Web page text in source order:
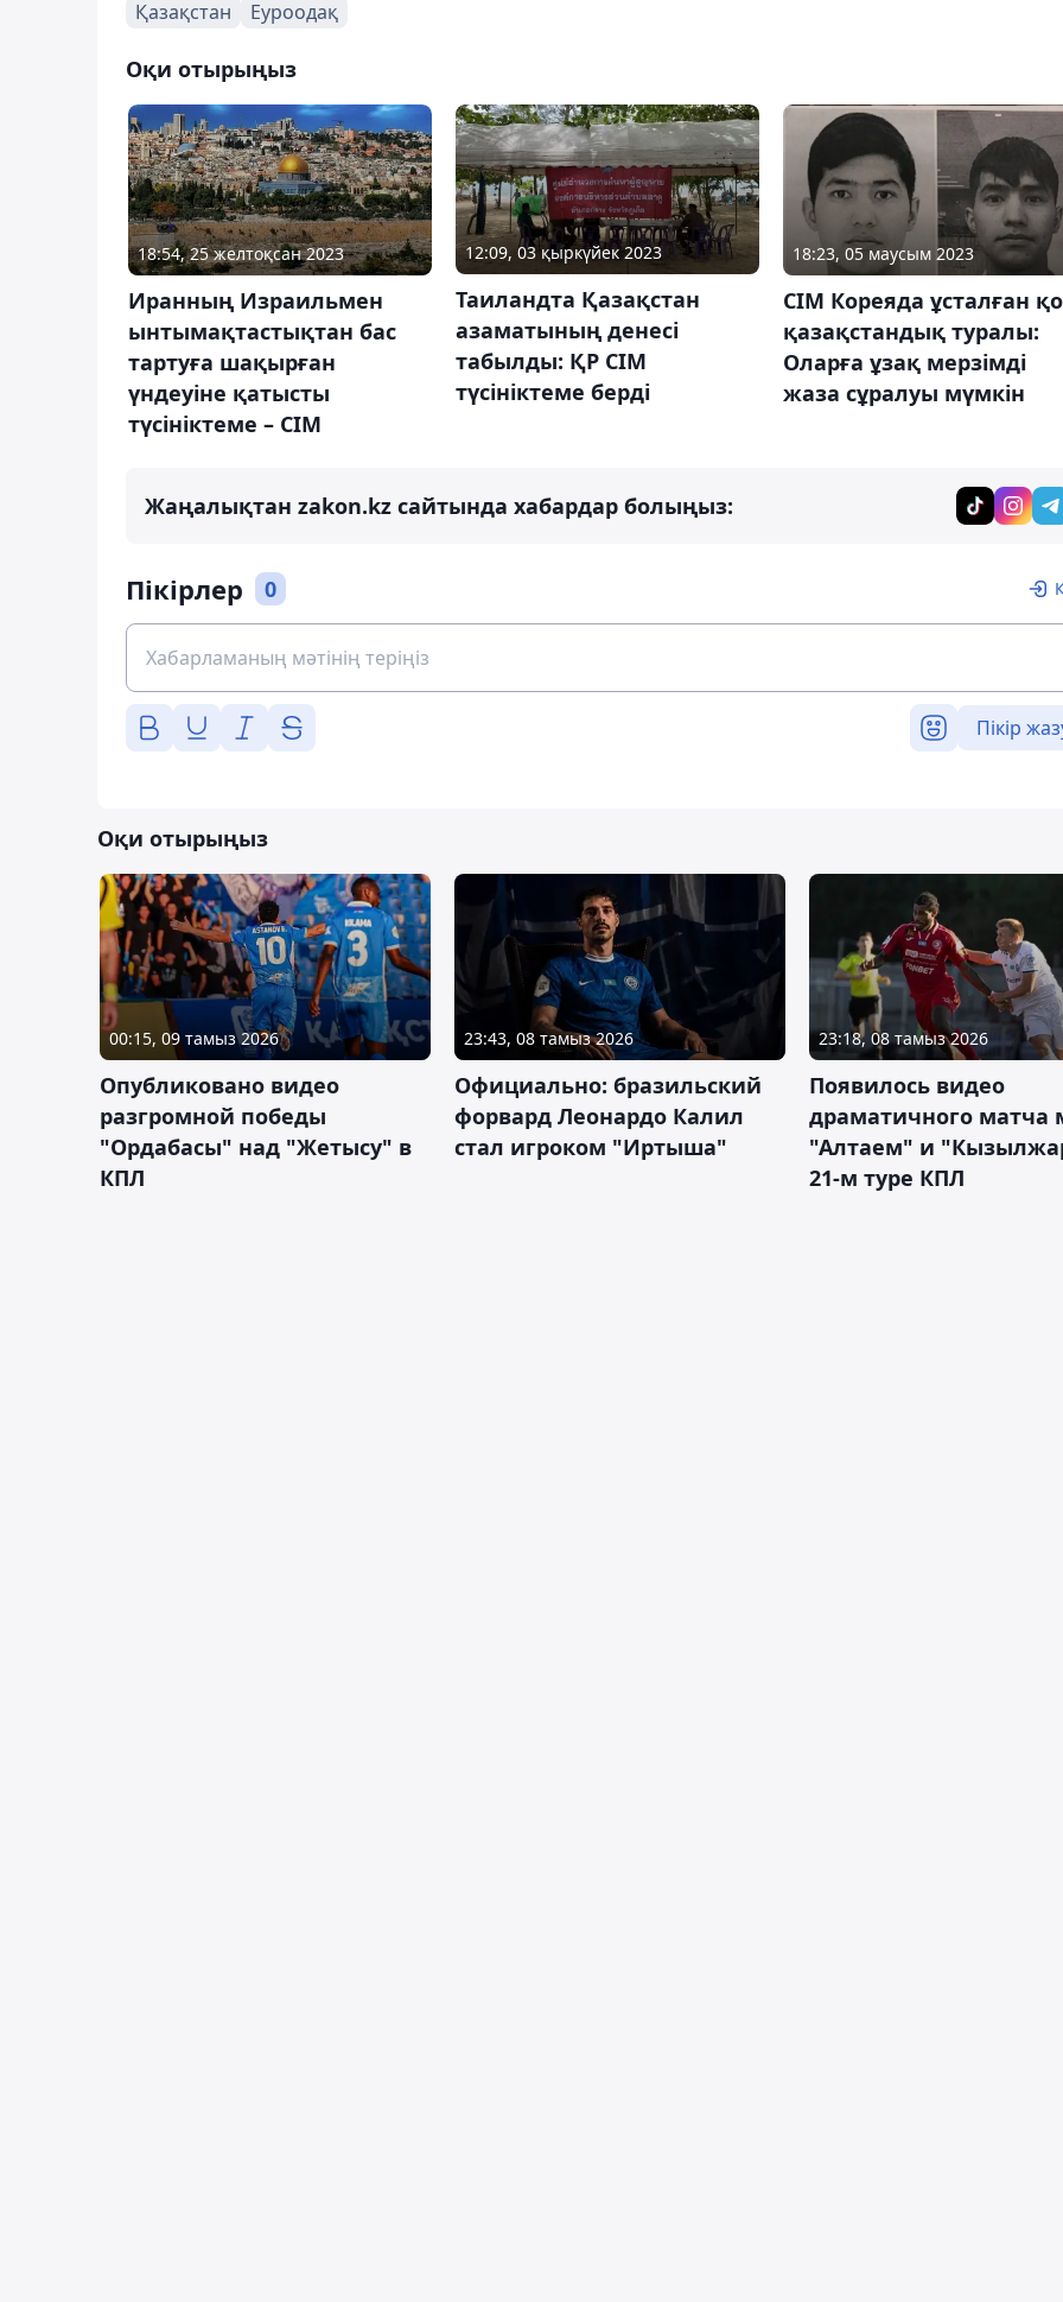
Қазақстан Еуроодақ
Оқи отырыңыз
18:54, 25 желтоқсан 2023
Иранның Израильмен
ынтымақтастықтан бас
тартуға шақырған
үндеуіне қатысты
түсініктеме – СІМ
12:09, 03 қыркүйек 2023
Таиландта Қазақстан
азаматының денесі
табылды: ҚР СІМ
түсініктеме берді
18:23, 05 маусым 2023
СІМ Кореяда ұсталған
қазақстандық туралы:
Оларға ұзақ мерзімді
жаза сұралуы мүмкін
Жаңалықтан zakon.kz сайтында хабардар болыңыз:
Пікірлер 0
Пікір
Оқи отырыңыз
00:15, 09 тамыз 2026
Опубликовано видео
разгромной победы
"Ордабасы" над "Жетысу" в
КПЛ
23:43, 08 тамыз 2026
Официально: бразильский
форвард Леонардо Калил
стал игроком "Иртыша"
23:18, 08 тамыз 2026
Появилось видео
драматичного матча
"Алтаем" и
21-м туре КПЛ